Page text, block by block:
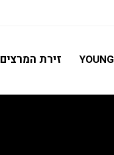
YOUNG זירת המרצים